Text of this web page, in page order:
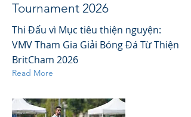
Tournament 2026
Thi Đấu vì Mục tiêu thiện nguyện:
VMV Tham Gia Giải Bóng Đá Từ Thiện
BritCham 2026
Read More